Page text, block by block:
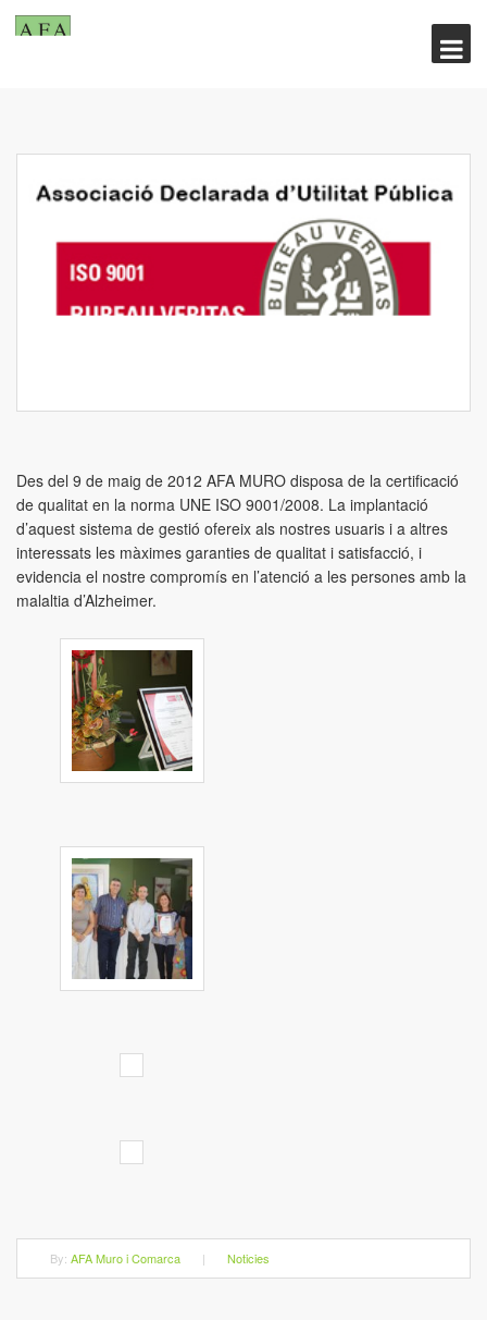
Des del 9 de maig de 2012 AFA MURO disposa de la certificació
de qualitat en la norma UNE ISO 9001/2008. La implantació
d’aquest sistema de gestió ofereix als nostres usuaris i a altres
interessats les màximes garanties de qualitat i satisfacció, i
evidencia el nostre compromís en l’atenció a les persones amb la
malaltia d’Alzheimer.
By: AFA Muro i Comarca | Noticies